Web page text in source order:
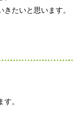
たいと思います。
。